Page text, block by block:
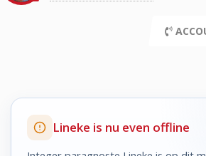
Lineke is nu even offline